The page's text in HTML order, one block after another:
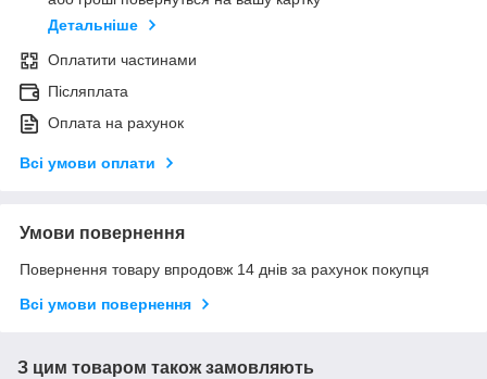
Детальніше
Оплатити частинами
Післяплата
Оплата на рахунок
Всі умови оплати
Умови повернення
Повернення товару впродовж 14 днів за рахунок покупця
Всі умови повернення
З цим товаром також замовляють